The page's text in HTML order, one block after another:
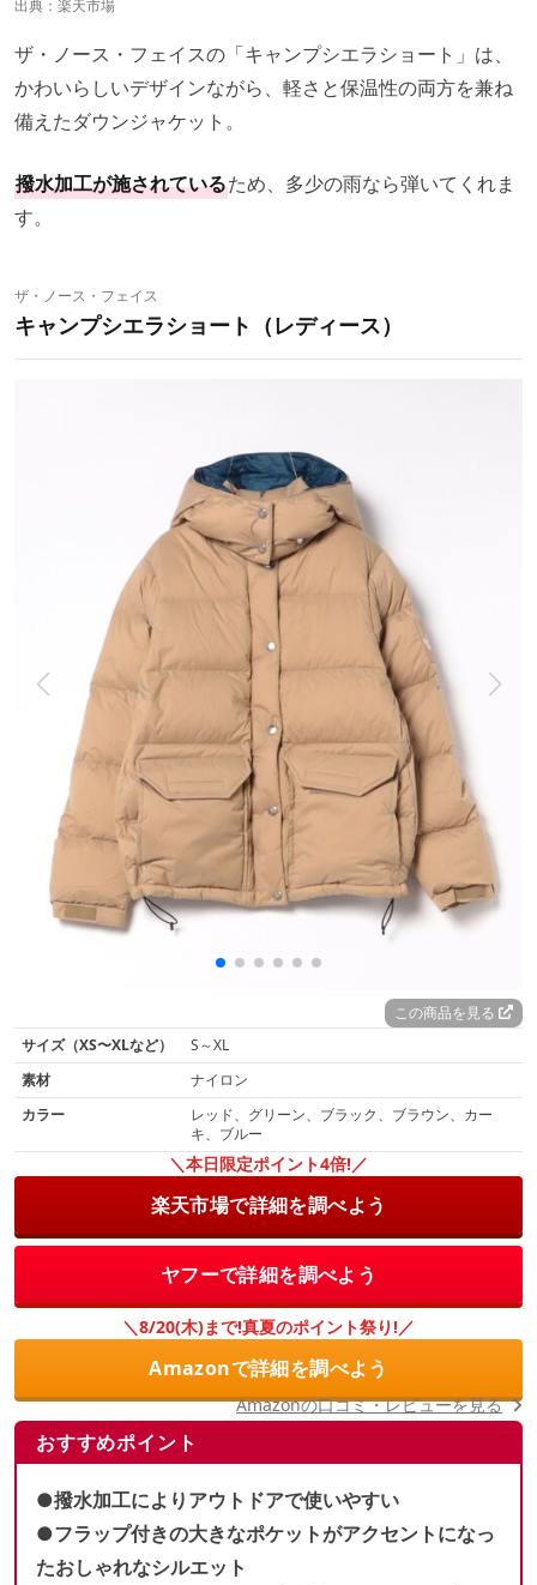
出典： 楽天市場
ザ・ノース・フェイスの「キャンプシエラショート」は、
かわいらしいデザインながら、軽さと保温性の両方を兼ね
備えたダウンジャケット。
撥水加工が施されているため、多少の雨なら弾いてくれま
す。
ザ・ノース・フェイス
キャンプシエラショート（レディース）
この商品を見る
サイズ（XS〜XLなど）
S～XL
素材
ナイロン
カラー
レッド、グリーン、ブラック、ブラウン、カー
キ、ブルー
＼本日限定ポイント4倍!／
楽天市場で詳細を調べよう
ヤフーで詳細を調べよう
＼8/20(木)まで!真夏のポイント祭り!／
Amazonで詳細を調べよう
おすすめポイント
●撥水加工によりアウトドアで使いやすい
●フラップ付きの大きなポケットがアクセントになっ
たおしゃれなシルエット
Amazonの口コミ・レビューを見る